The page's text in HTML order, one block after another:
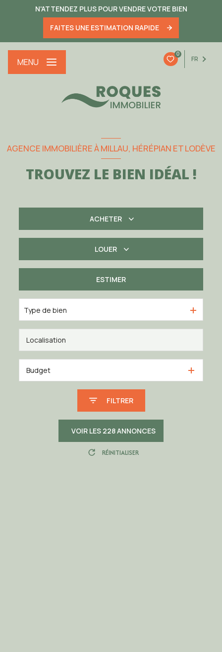
N'ATTENDEZ PLUS POUR VENDRE VOTRE BIEN
FAITES UNE ESTIMATION RAPIDE
0
FR
MENU
AGENCE IMMOBILIÈRE À MILLAU, HÉRÉPIAN ET LODÈVE
TROUVEZ LE BIEN IDÉAL !
ACHETER
De l'immo pro
LOUER
ESTIMER
Type de bien
Budget
FILTRER
VOIR LES 228ANNONCES
RÉINITIALISER